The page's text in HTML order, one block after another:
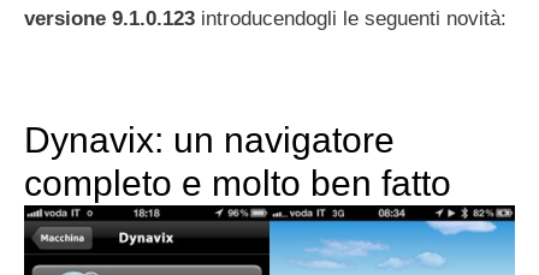
versione 9.1.0.123 introducendogli le seguenti novità:
Dynavix: un navigatore
completo e molto ben fatto